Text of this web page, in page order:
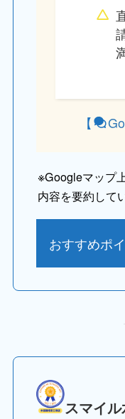
【
※Googleマップ
内容を要約して
おすすめポ
スマイ